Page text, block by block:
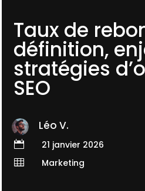
Taux de
définition,
stratégies
SEO
Léo V.
 21 janvier 2026
 Marketing